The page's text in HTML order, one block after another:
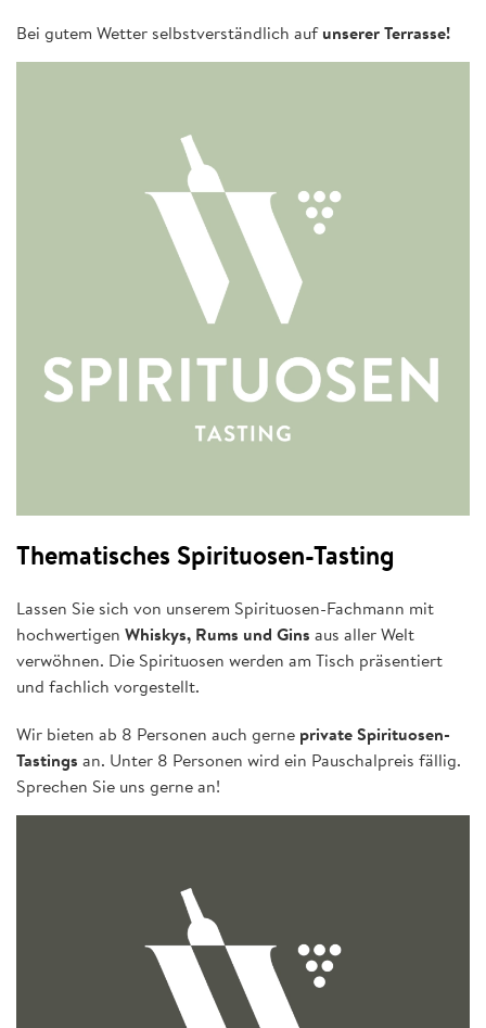
Bei gutem Wetter selbstverständlich aufunserer Terrasse!
Thematisches Spirituosen-Tasting
Lassen Sie sich von unserem Spirituosen-Fachmann mit
hochwertigen Whiskys, Rums und Gins aus aller Welt
verwöhnen. Die Spirituosen werden am Tisch präsentiert
und fachlich vorgestellt.
Wir bieten ab 8 Personen auch gerne private Spirituosen-
Tastings an. Unter 8 Personen wird ein Pauschalpreis fällig.
Sprechen Sie uns gerne an!